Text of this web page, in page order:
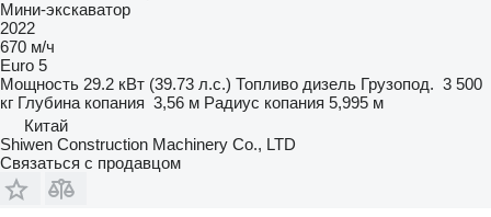
Мини-экскаватор
2022
670 м/ч
Euro 5
Мощность 29.2 кВт (39.73 л.с.) Топливо дизель Грузопод. 3 500
кг Глубина копания 3,56 м Радиус копания 5,995 м
Китай
Shiwen Construction Machinery Co., LTD
Связаться с продавцом